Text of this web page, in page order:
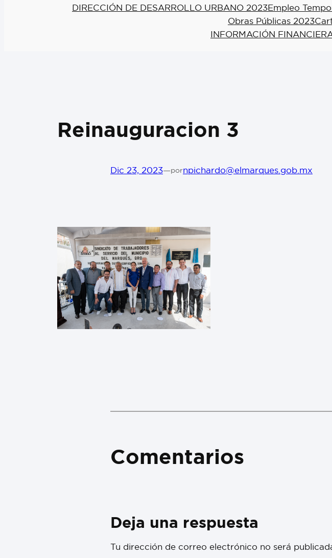
DIRECCIÓN DE DESARROLLO URBANO 2023Empleo
Obras Públicas 2023
INFORMACIÓN
Reinauguracion 3
Dic 23, 2023—pornpichardo@elmarques.gob.mx
Comentarios
Deja una respuesta
Tu dirección de correo electrónico no será